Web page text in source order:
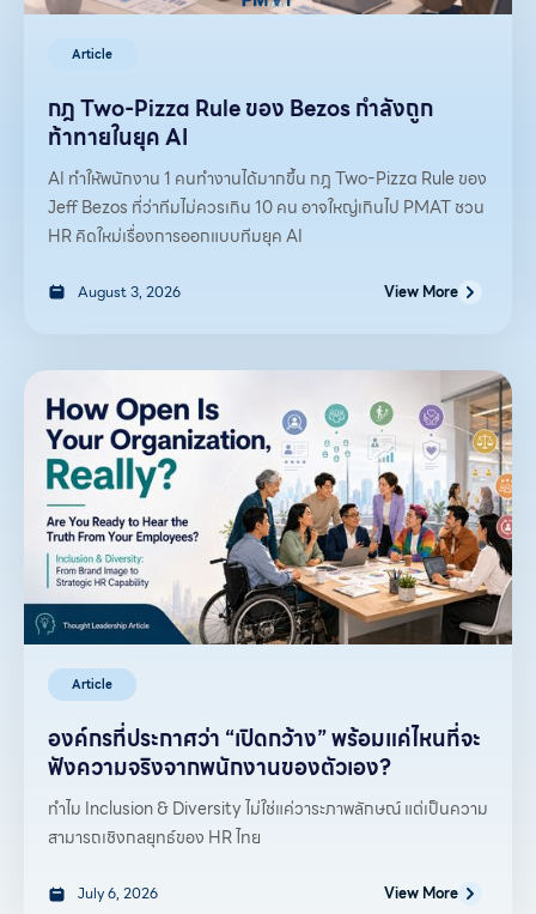
Article
กฎ Two-Pizza Rule ของ Bezos กำลังถูก
ท้าทายในยุค AI
AI ทำให้พนักงาน 1 คนทำงานได้มากขึ้น กฎ Two-Pizza Rule ของ
Jeff Bezos ที่ว่าทีมไม่ควรเกิน 10 คน อาจใหญ่เกินไป PMAT ชวน
HR คิดใหม่เรื่องการออกแบบทีมยุค AI
August 3, 2026 View More
Article
องค์กรที่ประกาศว่า “เปิดกว้าง” พร้อมแค่ไหนที่จะ
ฟังความจริงจากพนักงานของตัวเอง?
ทำไม Inclusion & Diversity ไม่ใช่แค่วาระภาพลักษณ์ แต่เป็นความ
สามารถเชิงกลยุทธ์ของ HR ไทย
July 6, 2026 View More